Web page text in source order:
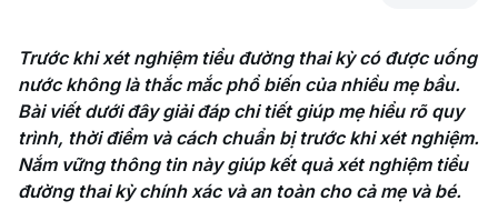
Chữ lớn
Trước khi xét nghiệm tiểu đường thai kỳ có được uống
nước không là thắc mắc phổ biến của nhiều mẹ bầu.
Bài viết dưới đây giải đáp chi tiết giúp mẹ hiểu rõ quy
trình, thời điểm và cách chuẩn bị trước khi xét nghiệm.
Nắm vững thông tin này giúp kết quả xét nghiệm tiểu